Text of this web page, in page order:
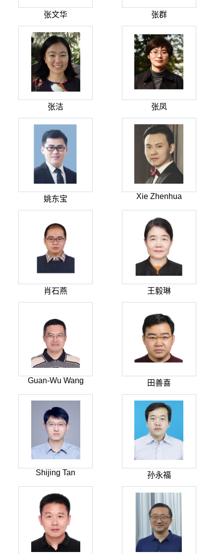
张文华 张群
张洁 张凤
姚东宝 Xie Zhenhua
肖石燕 王毅琳
Guan-Wu Wang 田善喜
Shijing Tan 孙永福